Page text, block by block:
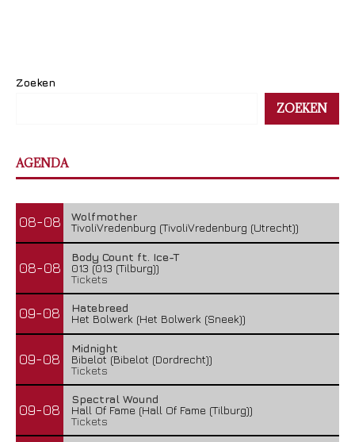
Zoeken
ZOEKEN
AGENDA
08-08
Wolfmother
TivoliVredenburg (TivoliVredenburg (Utrecht))
08-08
Body Count ft. Ice-T
013 (013 (Tilburg))
Tickets
09-08
Hatebreed
Het Bolwerk (Het Bolwerk (Sneek))
09-08
Midnight
Bibelot (Bibelot (Dordrecht))
Tickets
09-08
Spectral Wound
Hall Of Fame (Hall Of Fame (Tilburg))
Tickets